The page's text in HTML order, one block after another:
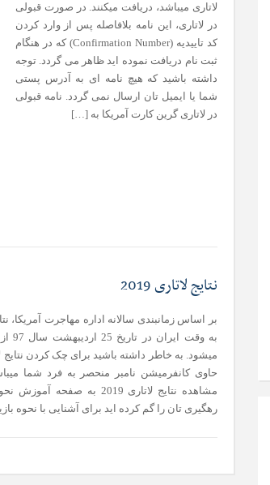
لاتاری میباشد، دریافت میکنند. در صورت قبولی
در لاتاری، این نامه بلافاصله پس از وارد کردن
کد تاییدیه (Confirmation Number) که در هنگام
ثبت نام دریافت نموده اید ظاهر می گردد. توجه
داشته باشید که هیچ نامه ای به آدرس پستی
شما یا ایمیل تان ارسال نمی گردد. نامه قبولی
در لاتاری گرین کارت آمریکا به […]
نتایج لاتاری 2019
به
میشود. به خاطر داشته باشید برای چک کردن
حاوی کانفرمیشن نامبر منحصر به فرد شما
مشاهده نتایج لاتاری 2019
رهگیری تان را گم کرده اید برای آشنایی با نحوه